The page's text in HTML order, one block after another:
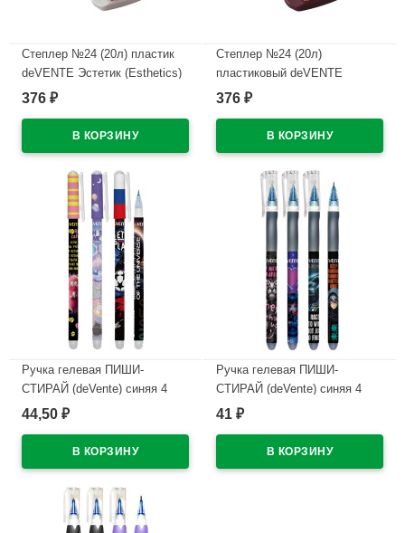
Степлер №24 (20л) пластик
deVENTE Эстетик (Esthetics)
лавандово-пепельный с
376 ₽
Степлер №24 (20л)
пластиковый deVENTE
Эстетик (Esthetics) бургунди с
376 ₽
Ручка гелевая ПИШИ-
СТИРАЙ (deVente) синяя 4
дизайна корпуса ассорти
44,50 ₽
Ручка гелевая ПИШИ-
СТИРАЙ (deVente) синяя 4
дизайна корпуса ассорти
41 ₽